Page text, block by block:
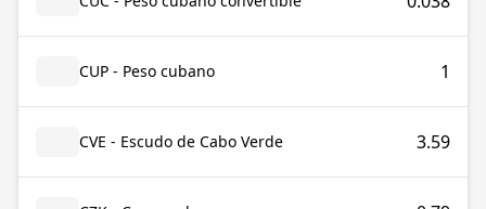
CUP - Peso cubano 1
CVE - Escudo de Cabo Verde 3.59